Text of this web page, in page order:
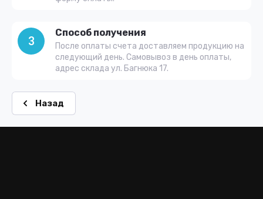
3
Способ получения
После оплаты счета доставляем продукцию на
следующий день. Самовывоз в день оплаты,
адрес склада ул. Багнюка 17.
Назад